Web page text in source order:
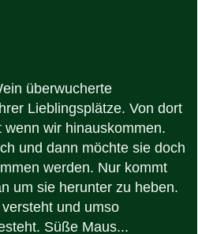
überwucherte
Lieblingsplätze. Von dort
wir hinauskommen.
und dann möchte sie doch
werden. Nur kommt
um sie herunter zu heben.
und umso
Süße Maus...